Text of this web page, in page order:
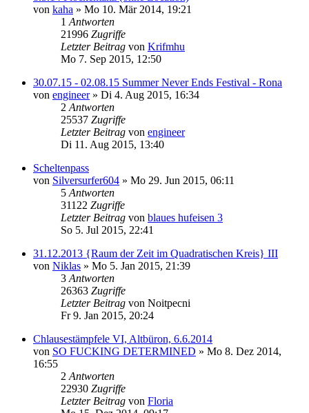
von kaha » Mo 10. Mär 2014, 19:21
1 Antworten
21996 Zugriffe
Letzter Beitrag von Krifmhu
Mo 7. Sep 2015, 12:50
30.07.15 - 02.08.15 Summer Never Ends Festival - Rona
von engineer» Di 4. Aug 2015, 16:34
2 Antworten
25537 Zugriffe
Letzter Beitrag von engineer
Di 11. Aug 2015, 13:40
Scheltenpass
von Silversurfer604 » Mo 29. Jun 2015, 06:11
5 Antworten
31122 Zugriffe
Letzter Beitrag von blaues hufeisen 3
So 5. Jul 2015, 22:41
31.12.2013 {Raum der Zeit im Quadratischen Kreis} III
von Niklas » Mo 5. Jan 2015, 21:39
3 Antworten
26363 Zugriffe
Letzter Beitrag von Noitpecni
Fr 9. Jan 2015, 20:24
Chlausestämpfele VI, Altbüron, 6.6.2014
von SO FUCKING DETERMINED » Mo 8. Dez 2014,
16:55
2 Antworten
22930 Zugriffe
Letzter Beitrag von Floria